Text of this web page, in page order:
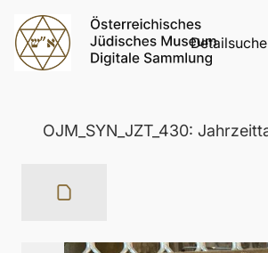
Detailsuche